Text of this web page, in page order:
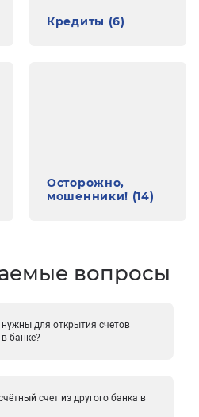
Кредиты (6)
Осторожно,
мошенники! (14)
вопросы
для открытия счетов
банке?
счет из другого банка в